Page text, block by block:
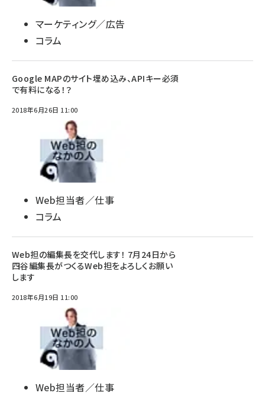
マーケティング／広告
コラム
Google MAPのサイト埋め込み、APIキー必須
で有料になる！？
2018年6月26日 11:00
Web担当者／仕事
コラム
Web担の編集長を交代します！ 7月24日から
四谷編集長がつくるWeb担をよろしくお願い
します
2018年6月19日 11:00
Web担当者／仕事